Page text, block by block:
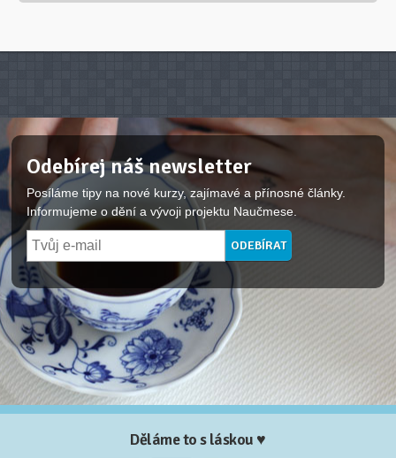
Odebírej náš newsletter
Posíláme tipy na nové kurzy, zajímavé a přínosné články.
Informujeme o dění a vývoji projektu Naučmese.
Děláme to s láskou ♥